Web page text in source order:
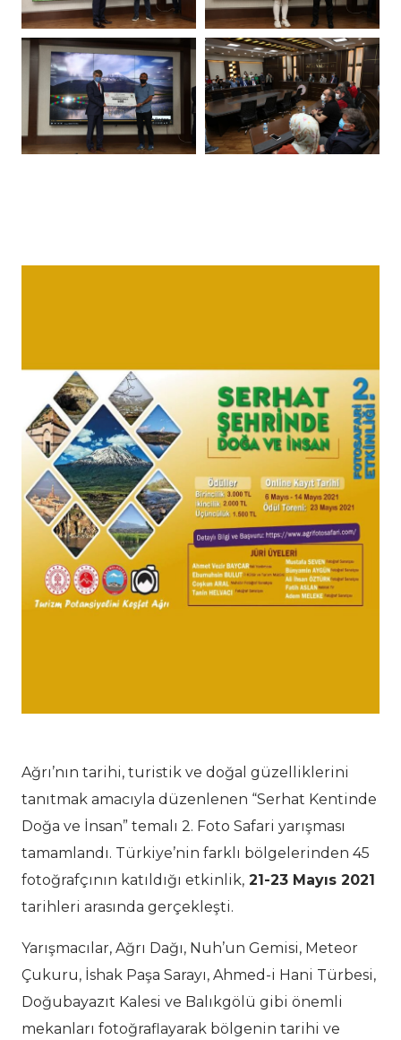
Ağrı’nın tarihi, turistik ve doğal güzelliklerini
tanıtmak amacıyla düzenlenen “Serhat Kentinde
Doğa ve İnsan” temalı 2. Foto Safari yarışması
tamamlandı. Türkiye’nin farklı bölgelerinden 45
fotoğrafçının katıldığı etkinlik, 21-23 Mayıs 2021
tarihleri arasında gerçekleşti.
Yarışmacılar, Ağrı Dağı, Nuh’un Gemisi, Meteor
Çukuru, İshak Paşa Sarayı, Ahmed-i Hani Türbesi,
Doğubayazıt Kalesi ve Balıkgölü gibi önemli
mekanları fotoğraflayarak bölgenin tarihi ve